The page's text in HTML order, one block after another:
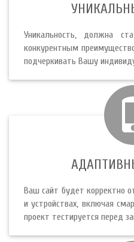
Уникальность, должна
конкурентным
подчеркивать Вашу
Ваш сайт будет корректно
и устройствах, включая
проект тестируется перед